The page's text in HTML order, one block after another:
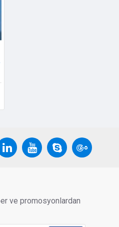
ve promosyonlardan